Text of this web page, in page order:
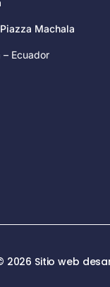
Machala
– Ecuador
2026 Sitio web